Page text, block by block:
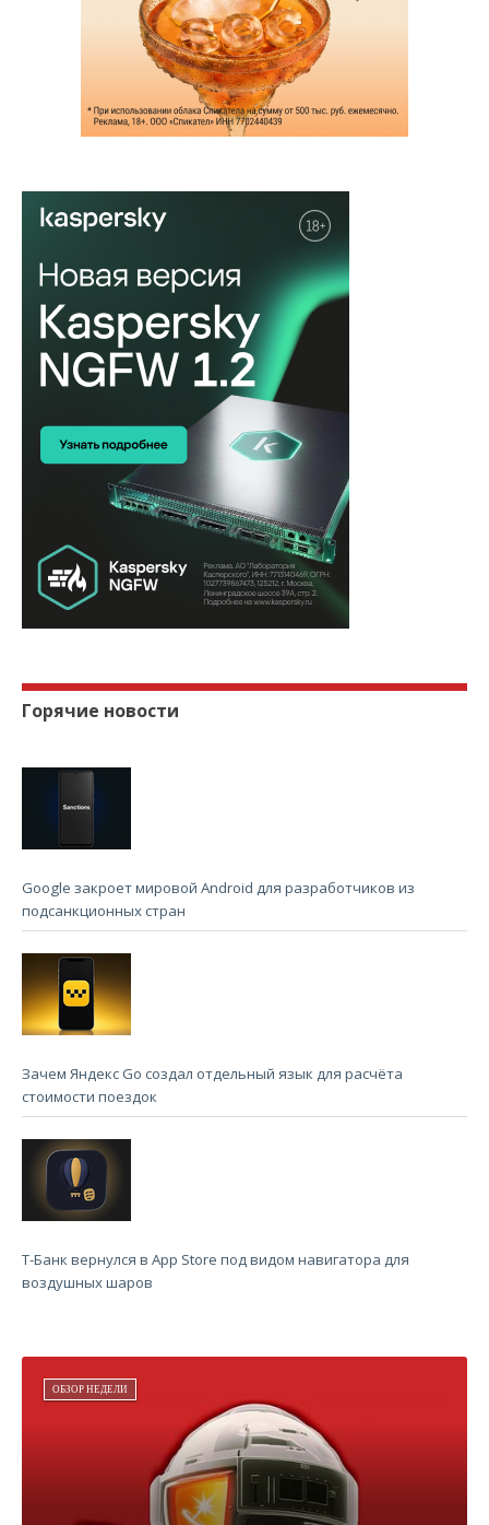
Горячие новости
Google закроет мировой Android для разработчиков из
подсанкционных стран
Зачем Яндекс Go создал отдельный язык для расчёта
стоимости поездок
Т-Банк вернулся в App Store под видом навигатора для
воздушных шаров
ОБЗОР НЕДЕЛИ